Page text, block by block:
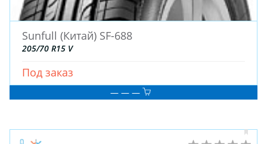
Sunfull (Китай) SF-688
205/70 R15 V
Под заказ
— — —